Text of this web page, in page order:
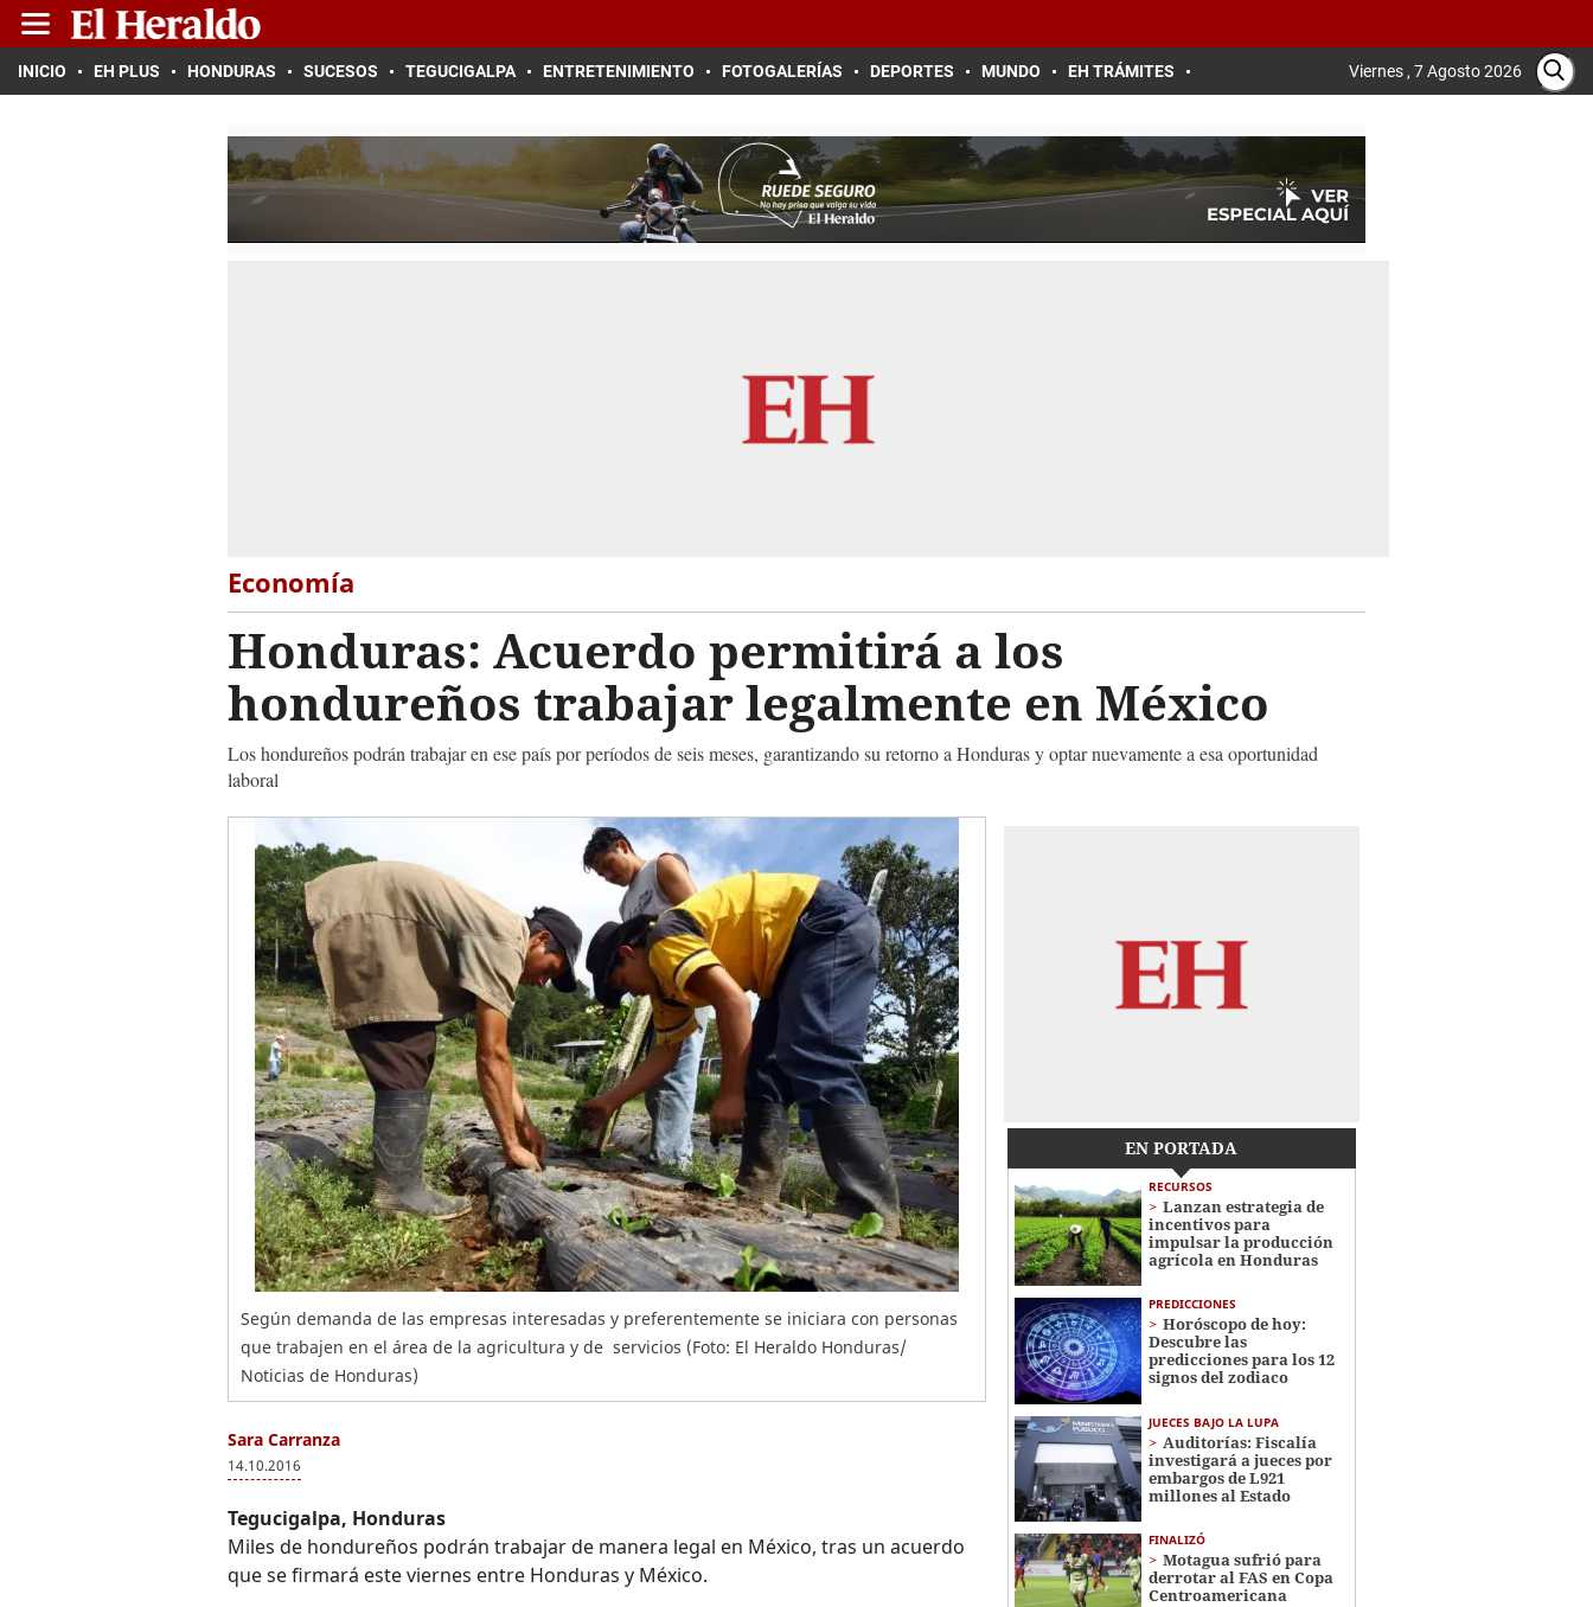
INICIO EH PLUS HONDURAS SUCESOS TEGUCIGALPA ENTRETENIMIENTO FOTOGALERÍAS DEPORTES MUNDO EH TRÁMITES Viernes , 7 Agosto 2026
Economía
Honduras: Acuerdo permitirá a los
hondureños trabajar legalmente en México
Los hondureños podrán trabajar en ese país por períodos de seis meses, garantizando su retorno a Honduras y optar nuevamente a esa oportunidad
laboral
Según demanda de las empresas interesadas y preferentemente se iniciara con personas
que trabajen en el área de la agricultura y de servicios (Foto: El Heraldo Honduras/
Noticias de Honduras)
Sara Carranza
14.10.2016
Tegucigalpa, Honduras
Miles de hondureños podrán trabajar de manera legal en México, tras un acuerdo
que se firmará este viernes entre Honduras y México.
EN PORTADA
RECURSOS
Lanzan estrategia de
incentivos para
impulsar la producción
agrícola en Honduras
PREDICCIONES
Horóscopo de hoy:
Descubre las
predicciones para los 12
signos del zodiaco
JUECES BAJO LA LUPA
Auditorías: Fiscalía
investigará a jueces por
embargos de L921
millones al Estado
FINALIZÓ
Motagua sufrió para
derrotar al FAS en Copa
Centroamericana